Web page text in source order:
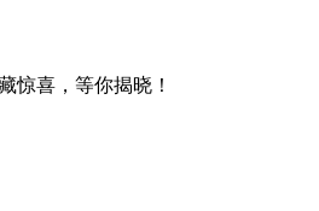
惊喜，等你揭晓！